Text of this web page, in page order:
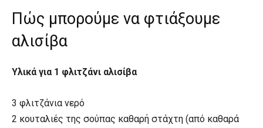
Πώς μπορούμε να φτιάξουμε
αλισίβα
Υλικά για 1 φλιτζάνι αλισίβα
3 φλιτζάνια νερό
2 κουταλιές της σούπας καθαρή στάχτη (από καθαρά